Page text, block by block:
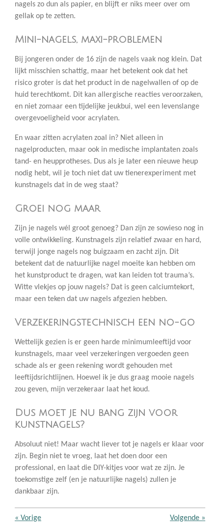
nagels zo dun als papier, en blijft er niks meer over om
gellak op te zetten.
Mini-nagels, maxi-problemen
Bij jongeren onder de 16 zijn de nagels vaak nog klein. Dat
lijkt misschien schattig, maar het betekent ook dat het
risico groter is dat het product in de nagelwallen of op de
huid terechtkomt. Dit kan allergische reacties veroorzaken,
en niet zomaar een tijdelijke jeukbui, wel een levenslange
overgevoeligheid voor acrylaten.
En waar zitten acrylaten zoal in? Niet alleen in
nagelproducten, maar ook in medische implantaten zoals
tand- en heupprotheses. Dus als je later een nieuwe heup
nodig hebt, wil je toch niet dat uw tienerexperiment met
kunstnagels dat in de weg staat?
Groei nog maar
Zijn je nagels wél groot genoeg? Dan zijn ze sowieso nog in
volle ontwikkeling. Kunstnagels zijn relatief zwaar en hard,
terwijl jonge nagels nog buigzaam en zacht zijn. Dit
betekent dat de natuurlijke nagel moeite kan hebben om
het kunstproduct te dragen, wat kan leiden tot trauma’s.
Witte vlekjes op jouw nagels? Dat is geen calciumtekort,
maar een teken dat uw nagels afgezien hebben.
Verzekeringstechnisch een no-go
Wettelijk gezien is er geen harde minimumleeftijd voor
kunstnagels, maar veel verzekeringen vergoeden geen
schade als er geen rekening wordt gehouden met
leeftijdsrichtlijnen. Hoewel ik je dus graag mooie nagels
zou geven, mijn verzekeraar laat het koud.
Dus moet je nu bang zijn voor
kunstnagels?
Absoluut niet! Maar wacht liever tot je nagels er klaar voor
zijn. Begin niet te vroeg, laat het doen door een
professional, en laat die DIY-kitjes voor wat ze zijn. Je
toekomstige zelf (en je natuurlijke nagels) zullen je
dankbaar zijn.
« Vorige Volgende »